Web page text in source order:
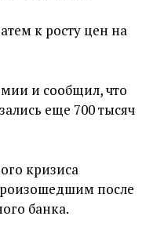
к росту цен на
и сообщил, что
еще 700 тысяч
кризиса
после
банка.